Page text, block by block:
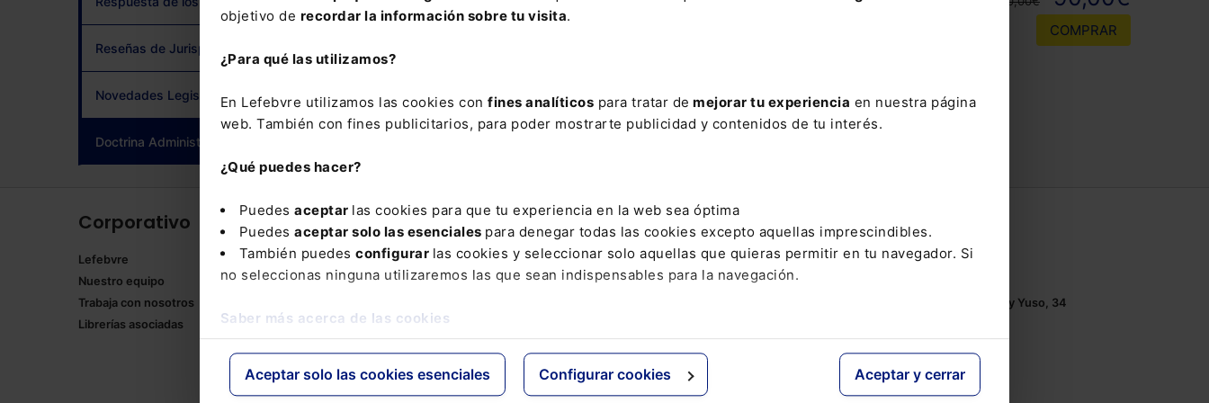
objetivo de recordar la información sobre tu visita.
¿Para qué las utilizamos?
En Lefebvre utilizamos las cookies con fines analíticos para tratar de mejorar tu experiencia en nuestra página
web. También con fines publicitarios, para poder mostrarte publicidad y contenidos de tu interés.
¿Qué puedes hacer?
Puedes aceptar las cookies para que tu experiencia en la web sea óptima
Puedes aceptar solo las esenciales para denegar todas las cookies excepto aquellas imprescindibles.
También puedes configurar las cookies y seleccionar solo aquellas que quieras permitir en tu navegador. Si
no seleccionas ninguna utilizaremos las que sean indispensables para la navegación.
Saber más acerca de las cookies
Aceptar solo las cookies esenciales Configurar cookies Aceptar y cerrar
Reseñas de Jurisprudencia
Novedades Legislativas
Doctrina Administrativa
adquiere tu acceso con un
COMPRAR
Corporativo
Lefebvre
Nuestro equipo
Trabaja con nosotros
Librerías asociadas
Productos
Mementos
Formularios Jurídicos
Claves Prácticas
Códigos Básicos
Grupo Lefebvre
ELS
El Derecho
Contacto
Tel.: 91 210 80 00
Monasterios de Suso y Yuso, 34